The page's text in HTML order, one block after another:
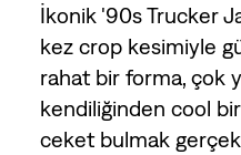
İkonik '90s Trucker
kez crop kesimiyle
rahat bir forma, çok
kendiliğinden cool
ceket bulmak